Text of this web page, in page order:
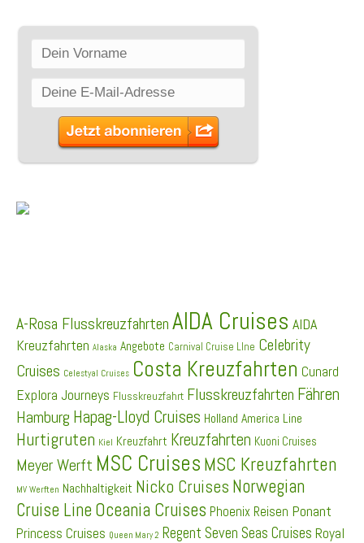
A-Rosa Flusskreuzfahrten AIDA Cruises AIDA
Kreuzfahrten Alaska Angebote Carnival Cruise LIne Celebrity
Cruises Celestyal Cruises Costa Kreuzfahrten Cunard
Explora Journeys Flusskreuzfahrt Flusskreuzfahrten Fähren
Hamburg Hapag-Lloyd Cruises Holland America Line
Hurtigruten Kiel Kreuzfahrt Kreuzfahrten Kuoni Cruises
Meyer Werft MSC Cruises MSC Kreuzfahrten
MV Werften Nachhaltigkeit Nicko Cruises Norwegian
Cruise Line Oceania Cruises Phoenix Reisen Ponant
Princess Cruises Queen Mary 2 Regent Seven Seas Cruises Royal